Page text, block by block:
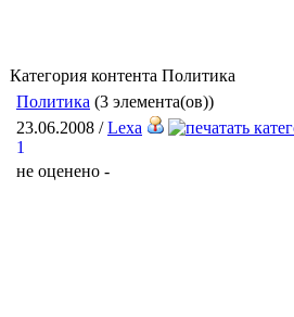
Категория контента Политика
Политика (3 элемента(ов))
23.06.2008 /Lexa
1
не оценено -